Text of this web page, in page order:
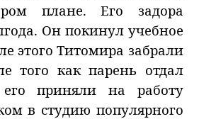
плане. Его задора
Он покинул учебное
этого Титомира забрали
того как парень отдал
приняли на работу
в студию популярного